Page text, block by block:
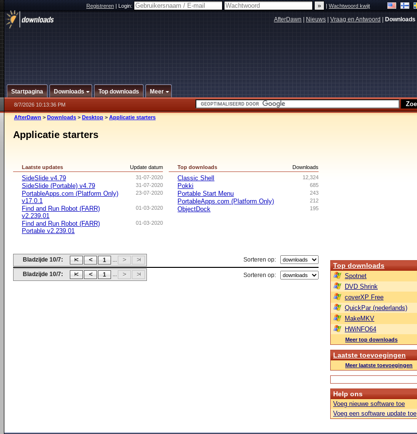
Registreren|Login: |Wachtwoord kwijt
AfterDawn Nieuws Vraag en Antwoord Downloads
Startpagina Downloads Top downloads Meer
8/7/2026 10:13:36 PM
AfterDawn > Downloads > Desktop > Applicatie starters
Applicatie starters
Update datum
Laatste updates
31-07-2020
SideSlide v4.79
31-07-2020
SideSlide (Portable) v4.79
23-07-2020
PortableApps.com (Platform Only)
v17.0.1
01-03-2020
Find and Run Robot (FARR)
v2.239.01
01-03-2020
Find and Run Robot (FARR)
Portable v2.239.01
Downloads
Top downloads
12,324
Classic Shell
685
Pokki
243
Portable Start Menu
212
PortableApps.com (Platform Only)
195
ObjectDock
Bladzijde 10/7: 1 ... Sorteren op:
Bladzijde 10/7: 1 ... Sorteren op:
Top downloads
Spotnet
DVD Shrink
coverXP Free
QuickPar (nederlands)
MakeMKV
HWiNFO64
Meer top downloads
Laatste toevoegingen
Meer laatste toevoegingen
Help ons
Voeg nieuwe software toe
Voeg een software update toe